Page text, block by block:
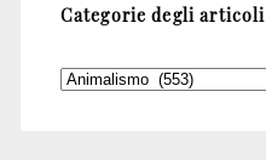
Categorie degli articoli
Categorie